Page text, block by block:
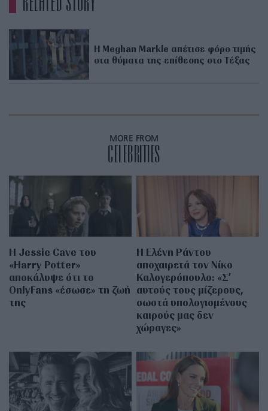
Η Meghan Markle απέτισε φόρο τιμής
στα θύματα της επίθεσης στο Τέξας
MORE FROM
CELEBRITIES
Η Jessie Cave του
«Harry Potter»
αποκάλυψε ότι το
OnlyFans «έσωσε» τη ζωή
της
Η Ελένη Ράντου
αποχαιρετά τον Νίκο
Καλογερόπουλο: «Σ’
αυτούς τους μίζερους,
σωστά υπολογισμένους
καιρούς μας δεν
χώραγες»